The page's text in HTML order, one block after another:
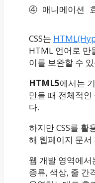
CSS는
HTML 언어로 만
이를 보완할 수
HTML5에서는
만들 때 전체적
다.
하지만 CSS를
해 웹페이지 문
웹 개발 영역에
종류, 색상, 줄 간